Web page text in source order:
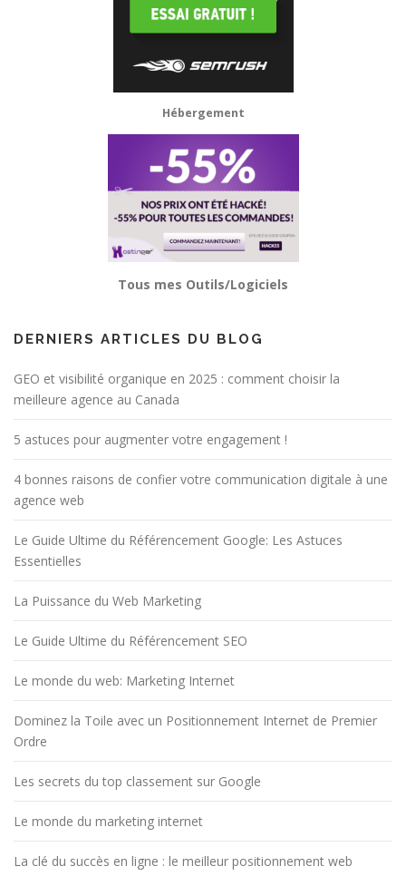
Hébergement
Tous mes Outils/Logiciels
DERNIERS ARTICLES DU BLOG
GEO et visibilité organique en 2025 : comment choisir la
meilleure agence au Canada
5 astuces pour augmenter votre engagement !
4 bonnes raisons de confier votre communication digitale à une
agence web
Le Guide Ultime du Référencement Google: Les Astuces
Essentielles
La Puissance du Web Marketing
Le Guide Ultime du Référencement SEO
Le monde du web: Marketing Internet
Dominez la Toile avec un Positionnement Internet de Premier
Ordre
Les secrets du top classement sur Google
Le monde du marketing internet
La clé du succès en ligne : le meilleur positionnement web